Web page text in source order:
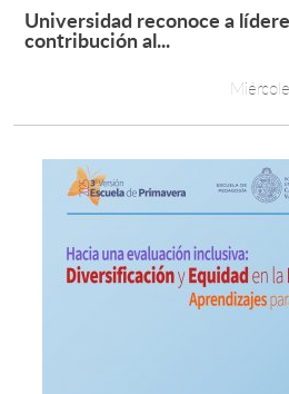
Universidad reconoce a
contribución al...